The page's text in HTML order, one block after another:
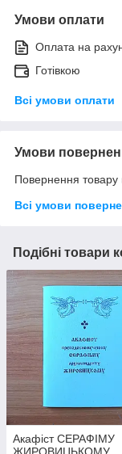
Умови оплати
Оплата на
Готівкою
Всі умови оплати
Умови
Повернення товару
Всі умови
Подібні товари
Акафіст СЕРАФІМУ